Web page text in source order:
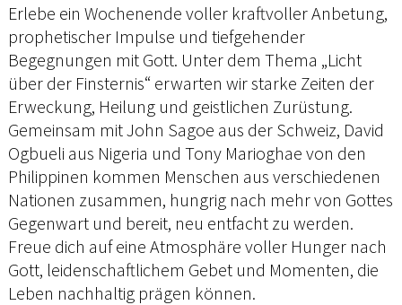
Erlebe ein Wochenende voller kraftvoller Anbetung,
prophetischer Impulse und tiefgehender
Begegnungen mit Gott. Unter dem Thema „Licht
über der Finsternis“ erwarten wir starke Zeiten der
Erweckung, Heilung und geistlichen Zurüstung.
Gemeinsam mit John Sagoe aus der Schweiz, David
Ogbueli aus Nigeria und Tony Marioghae von den
Philippinen kommen Menschen aus verschiedenen
Nationen zusammen, hungrig nach mehr von Gottes
Gegenwart und bereit, neu entfacht zu werden.
Freue dich auf eine Atmosphäre voller Hunger nach
Gott, leidenschaftlichem Gebet und Momenten, die
Leben nachhaltig prägen können.